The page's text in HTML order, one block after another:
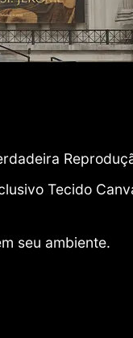
Tecido
seu ambiente.